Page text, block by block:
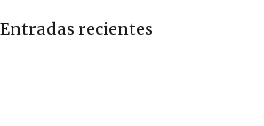
Entradas recientes